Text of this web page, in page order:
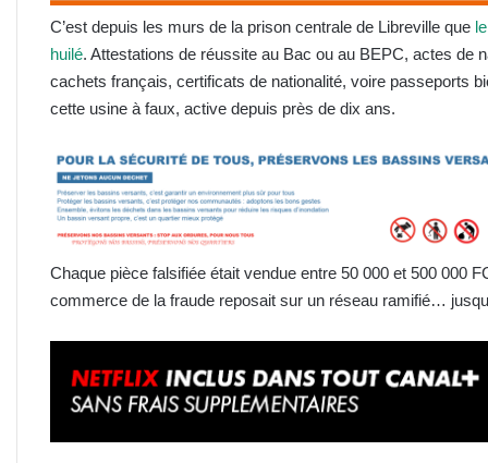
C’est depuis les murs de la prison centrale de Libreville que
huilé. Attestations de réussite au Bac ou au BEPC, actes de
cachets français, certificats de nationalité, voire passeports
cette usine à faux, active depuis près de dix ans.
Chaque pièce falsifiée était vendue entre 50 000 et 500 000
commerce de la fraude reposait sur un réseau ramifié…